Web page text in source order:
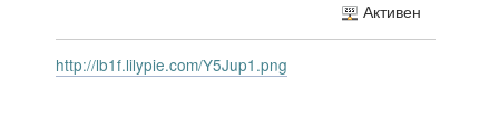
Активен
http://lb1f.lilypie.com/Y5Jup1.png